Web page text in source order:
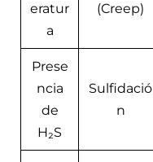
eratur
a
(Creep)
Prese
ncia
de
H₂S
Sulfidació
n